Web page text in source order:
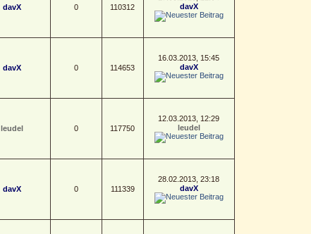
davX 0 110312
davX
davX 0 114653
16.03.2013, 15:45
davX
leudel 0 117750
12.03.2013, 12:29
leudel
davX 0 111339
28.02.2013, 23:18
davX